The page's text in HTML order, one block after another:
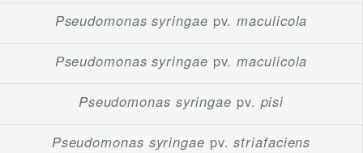
Pseudomonas syringae pv.maculicola
Pseudomonas syringae pv.maculicola
Pseudomonas syringae pv. pisi
Pseudomonas syringae pv.striafaciens